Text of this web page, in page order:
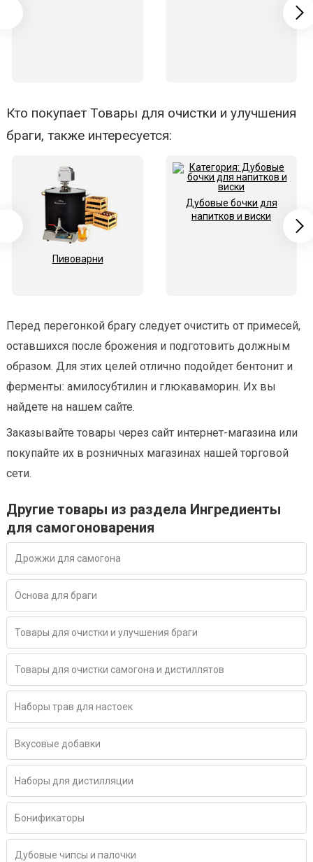
Кто покупает Товары для очистки и улучшения
браги, также интересуется:
Пивоварни
Дубовые бочки для
напитков и виски
Перед перегонкой брагу следует очистить от примесей,
оставшихся после брожения и подготовить должным
образом. Для этих целей отлично подойдет бентонит и
ферменты: амилосубтилин и глюкаваморин. Их вы
найдете на нашем сайте.
Заказывайте товары через сайт интернет-магазина или
покупайте их в розничных магазинах нашей торговой
сети.
Другие товары из раздела Ингредиенты
для самогоноварения
Дрожжи для самогона
Основа для браги
Товары для очистки и улучшения браги
Товары для очистки самогона и дистиллятов
Наборы трав для настоек
Вкусовые добавки
Наборы для дистилляции
Бонификаторы
Дубовые чипсы и палочки